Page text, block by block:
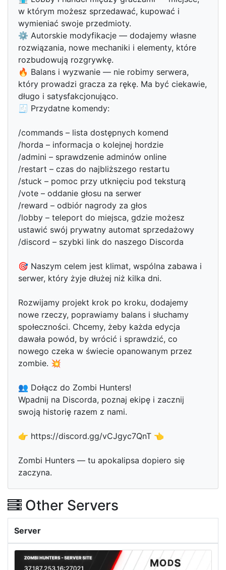
w którym możesz sprzedawać, kupować i
wymieniać swoje przedmioty.
⚙️ Autorskie modyfikacje — dodajemy własne
rozwiązania, nowe mechaniki i elementy, które
rozbudowują rozgrywkę.
🔥 Balans i wyzwanie — nie robimy serwera,
który prowadzi gracza za rękę. Ma być ciekawie,
długo i satysfakcjonująco.
🧾 Przydatne komendy:
/commands – lista dostępnych komend
/horda – informacja o kolejnej hordzie
/admini – sprawdzenie adminów online
/restart – czas do najbliższego restartu
/stuck – pomoc przy utknięciu pod teksturą
/vote – oddanie głosu na serwer
/reward – odbiór nagrody za głos
/lobby – teleport do miejsca, gdzie możesz
ustawić swój prywatny automat sprzedażowy
/discord – szybki link do naszego Discorda
🎯 Naszym celem jest klimat, wspólna zabawa i
serwer, który żyje dłużej niż kilka dni.
Rozwijamy projekt krok po kroku, dodajemy
nowe rzeczy, poprawiamy balans i słuchamy
społeczności. Chcemy, żeby każda edycja
dawała powód, by wrócić i sprawdzić, co
nowego czeka w świecie opanowanym przez
zombie. 💥
👥 Dołącz do Zombi Hunters!
Wpadnij na Discorda, poznaj ekipę i zacznij
swoją historię razem z nami.
👉 https://discord.gg/vCJgyc7QnT 👈
Zombi Hunters — tu apokalipsa dopiero się
zaczyna.
Other Servers
Server